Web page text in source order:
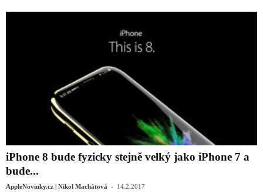
iPhone 8 bude fyzicky stejně velký jako iPhone 7 a
bude...
AppleNovinky.cz | Nikol Machátová - 14.2.2017